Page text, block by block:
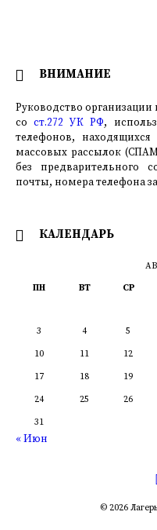
ВНИМАНИЕ
Руководство
сост.272 УК РФ,
телефонов,
массовых рассылок
без предварительного
почты, номера телефона
КАЛЕНДАРЬ
ПН
ВТ СР
3
4 5
10
11 12
17
18 19
24
25 26
31
« Июн
© 2026